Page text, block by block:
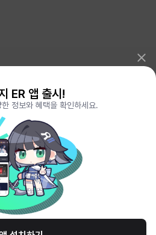
PORO.GG
지 LOLCHESS.GG
방침 제휴 문의 고객센터 채용
ER 앱 출시!
정보와 혜택을 확인하세요.